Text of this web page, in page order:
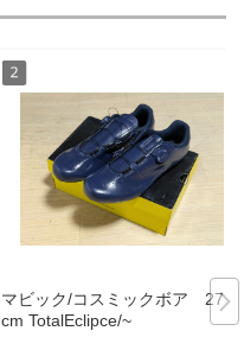
マビック/コスミックボア 27.5
cm TotalEclipce/~